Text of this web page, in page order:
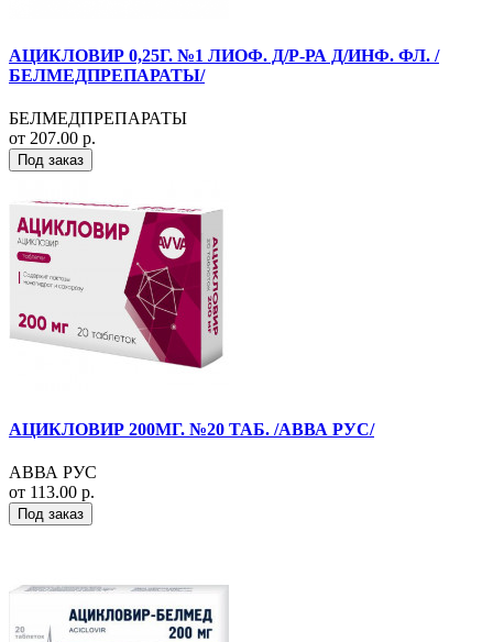
АЦИКЛОВИР 0,25Г. №1 ЛИОФ. Д/Р-РА Д/ИНФ. ФЛ. /
БЕЛМЕДПРЕПАРАТЫ/
БЕЛМЕДПРЕПАРАТЫ
от 207.00 р.
Под заказ
АЦИКЛОВИР 200МГ. №20 ТАБ. /АВВА РУС/
АВВА РУС
от 113.00 р.
Под заказ